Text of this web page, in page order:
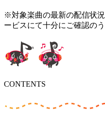
※対象楽曲の最新の配信状
ービスにて十分にご確認の
CONTENTS